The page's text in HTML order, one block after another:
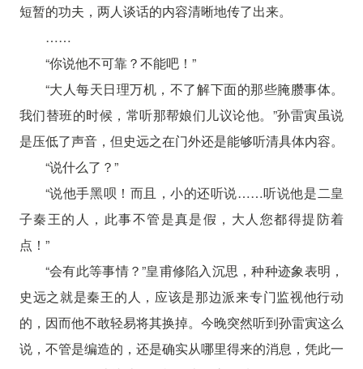
短暂的功夫，两人谈话的内容清晰地传了出来。
……
“你说他不可靠？不能吧！”
“大人每天日理万机，不了解下面的那些腌臜事体。
我们替班的时候，常听那帮娘们儿议论他。”孙雷寅虽说
是压低了声音，但史远之在门外还是能够听清具体内容。
“说什么了？”
“说他手黑呗！而且，小的还听说……听说他是二皇
子秦王的人，此事不管是真是假，大人您都得提防着
点！”
“会有此等事情？”皇甫修陷入沉思，种种迹象表明，
史远之就是秦王的人，应该是那边派来专门监视他行动
的，因而他不敢轻易将其换掉。今晚突然听到孙雷寅这么
说，不管是编造的，还是确实从哪里得来的消息，凭此一